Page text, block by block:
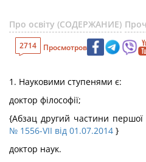
Про освіту (СОДЕРЖАНИЕ)
2714 Просмотров
1. Науковими ступенями є:
доктор філософії;
{Абзац другий частини першої
№ 1556-VII від 01.07.2014 }
доктор наук.